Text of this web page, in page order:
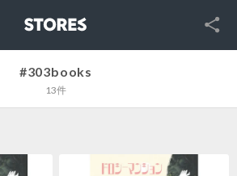
SNS
#303books
13件